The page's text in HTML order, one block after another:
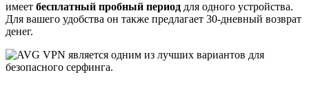
имеет бесплатный пробный период для одного устройства.
Для вашего удобства он также предлагает 30-дневный возврат
денег.